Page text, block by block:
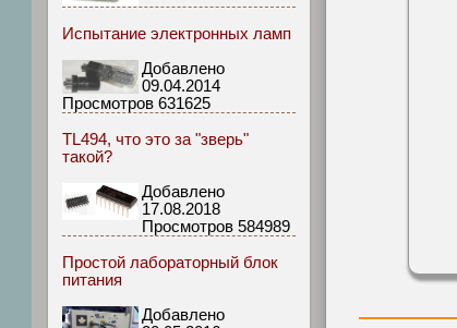
Испытание электронных ламп
Добавлено
09.04.2014
Просмотров 631625
TL494, что это за "зверь"
такой?
Добавлено
17.08.2018
Просмотров 584989
Простой лабораторный блок
питания
Добавлено